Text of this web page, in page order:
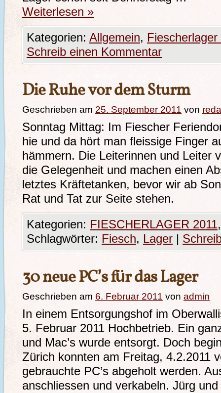
Weiterlesen »
Kategorien: Allgemein, Fiescherlager
Schreib einen Kommentar
Die Ruhe vor dem Sturm
Geschrieben am 25. September 2011 von
Sonntag Mittag: Im Fiescher
hie und da hört man fleissige Finger
hämmern. Die Leiterinnen und Leiter
die Gelegenheit und machen einen
letztes Kräftetanken, bevor wir ab
Rat und Tat zur Seite stehen.
Kategorien: FIESCHERLAGER 2011
Schlagwörter: Fiesch, Lager |
30 neue PC’s für das Lager
Geschrieben am 6. Februar 2011 von admin
In einem Entsorgungshof im
5. Februar 2011 Hochbetrieb. Ein
und Mac’s wurde entsorgt. Doch
Zürich konnten am Freitag, 4.2.2011
gebrauchte PC’s abgeholt werden.
anschliessen und verkabeln. Jürg